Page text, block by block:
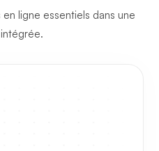
ligne essentiels dans une